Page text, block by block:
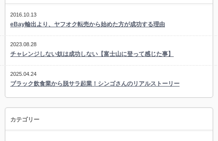
2016.10.13
eBay輸出より、ヤフオク転売から始めた方が成功する理由
2023.08.28
チャレンジしない奴は成功しない【富士山に登って感じた事】
2025.04.24
ブラック飲食業から脱サラ起業！シンゴさんのリアルストーリー
カテゴリー